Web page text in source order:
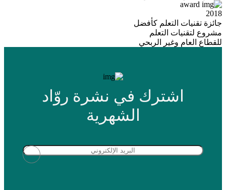
Business Review
نفتخر بحصولنا على المرتبة الذهبيّة
الشهرية